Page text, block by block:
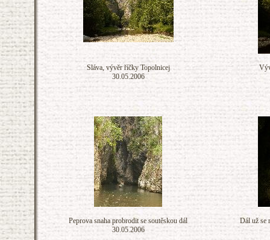
Sláva, vývěr říčky Topolnicej
30.05.2006
Peprova snaha probrodit se soutěskou dál
30.05.2006
Dál už se